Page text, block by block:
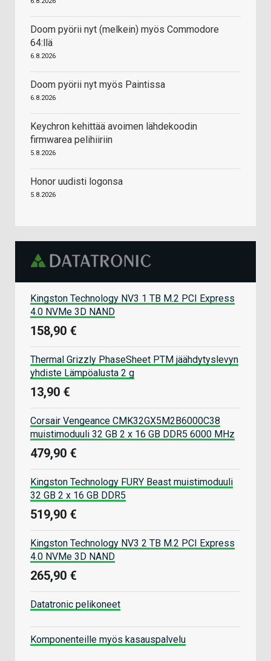
Doom pyörii nyt (melkein) myös Commodore
64:llä
6.8.2026
Doom pyörii nyt myös Paintissa
6.8.2026
Keychron kehittää avoimen lähdekoodin
firmwarea pelihiiriin
5.8.2026
Honor uudisti logonsa
5.8.2026
Kingston Technology NV3 1 TB M.2 PCI Express
4.0 NVMe 3D NAND
158,90 €
Thermal Grizzly PhaseSheet PTM jäähdytyslevyn
yhdiste Lämpöalusta 2 g
13,90 €
Corsair Vengeance CMK32GX5M2B6000C38
muistimoduuli 32 GB 2 x 16 GB DDR5 6000 MHz
479,90 €
Kingston Technology FURY Beast muistimoduuli
32 GB 2 x 16 GB DDR5
519,90 €
Kingston Technology NV3 2 TB M.2 PCI Express
4.0 NVMe 3D NAND
265,90 €
Datatronic pelikoneet
Komponenteille myös kasauspalvelu